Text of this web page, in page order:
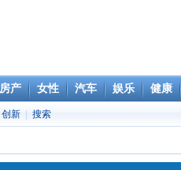
房产 女性 汽车 娱乐 健康
创新 搜索